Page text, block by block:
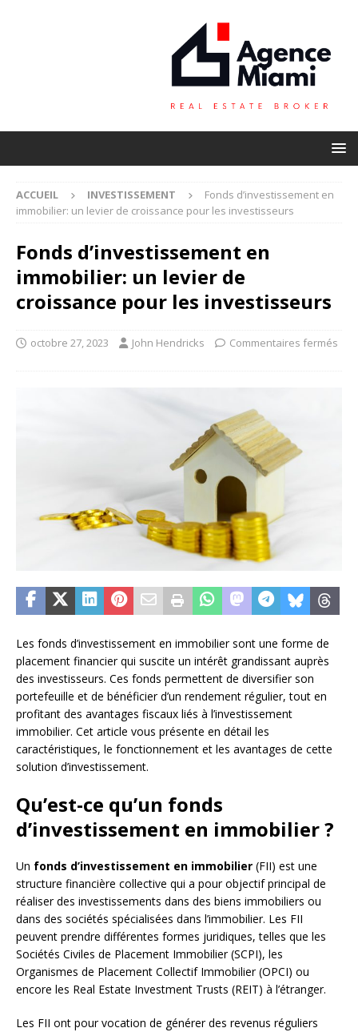
ACCUEIL INVESTISSEMENT
Fonds d’investissement en
immobilier: un levier de croissance pour les investisseurs
Fonds d’investissement en
immobilier: un levier de
croissance pour les investisseurs
octobre 27, 2023 John Hendricks Commentaires fermés
Les fonds d’investissement en immobilier sont une forme de
placement financier qui suscite un intérêt grandissant auprès
des investisseurs. Ces fonds permettent de diversifier son
portefeuille et de bénéficier d’un rendement régulier, tout en
profitant des avantages fiscaux liés à l’investissement
immobilier. Cet article vous présente en détail les
caractéristiques, le fonctionnement et les avantages de cette
solution d’investissement.
Qu’est-ce qu’un fonds
d’investissement en immobilier ?
Un fonds d’investissement en immobilier (FII) est une
structure financière collective qui a pour objectif principal de
réaliser des investissements dans des biens immobiliers ou
dans des sociétés spécialisées dans l’immobilier. Les FII
peuvent prendre différentes formes juridiques, telles que les
Sociétés Civiles de Placement Immobilier (SCPI), les
Organismes de Placement Collectif Immobilier (OPCI) ou
encore les Real Estate Investment Trusts (REIT) à l’étranger.
Les FII ont pour vocation de générer des revenus réguliers